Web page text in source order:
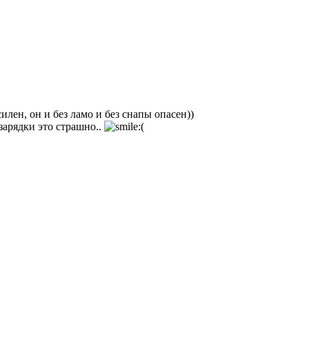
он и без ламо и без снапы опасен))
это страшно..